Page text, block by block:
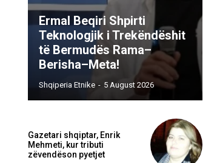
Ermal Beqiri Shpirti
Teknologjik i Trekëndëshit
të Bermudës Rama–
Berisha–Meta!
Shqiperia Etnike - 5 August 2026
Gazetari shqiptar, Enrik
Mehmeti, kur tributi
zëvendëson pyetjet